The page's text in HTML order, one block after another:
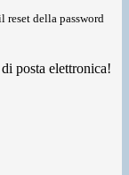
reset della password
posta elettronica!